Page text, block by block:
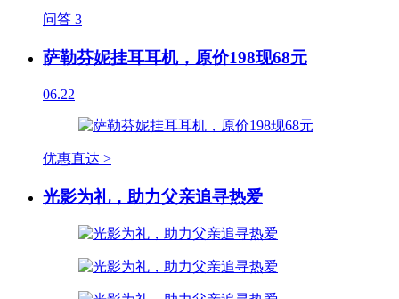
问答 3
萨勒芬妮挂耳耳机，原价198现68元
06.22
优惠直达 >
光影为礼，助力父亲追寻热爱